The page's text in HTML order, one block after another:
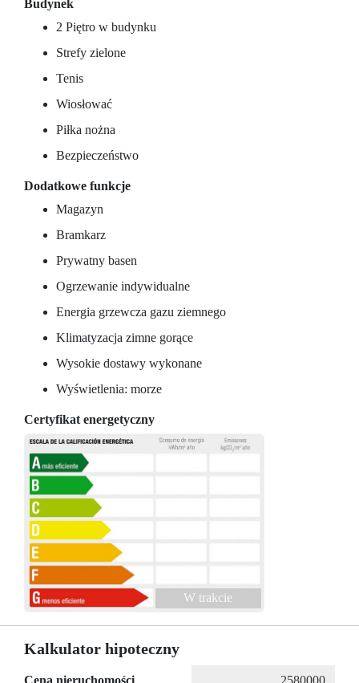
Budynek
2 Piętro w budynku
Strefy zielone
Tenis
Wiosłować
Piłka nożna
Bezpieczeństwo
Dodatkowe funkcje
Magazyn
Bramkarz
Prywatny basen
Ogrzewanie indywidualne
Energia grzewcza gazu ziemnego
Klimatyzacja zimne gorące
Wysokie dostawy wykonane
Wyświetlenia: morze
Certyfikat energetyczny
W trakcie
Kalkulator hipoteczny